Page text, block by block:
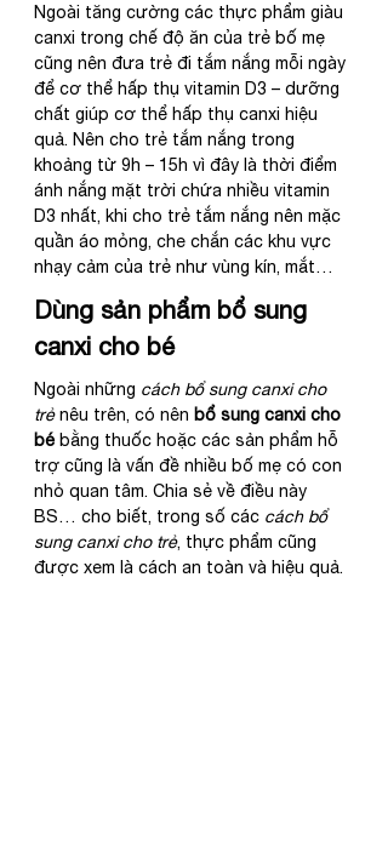
Ngoài tăng cường các thực phẩm giàu
canxi trong chế độ ăn của trẻ bố mẹ
cũng nên đưa trẻ đi tắm nắng mỗi ngày
để cơ thể hấp thụ vitamin D3 – dưỡng
chất giúp cơ thể hấp thụ canxi hiệu
quả. Nên cho trẻ tắm nắng trong
khoảng từ 9h – 15h vì đây là thời điểm
ánh nắng mặt trời chứa nhiều vitamin
D3 nhất, khi cho trẻ tắm nắng nên mặc
quần áo mỏng, che chắn các khu vực
nhạy cảm của trẻ như vùng kín, mắt…
Dùng sản phẩm bổ sung
canxi cho bé
Ngoài những cách bổ sung canxi cho
trẻ nêu trên, có nên bổ sung canxi cho
bé bằng thuốc hoặc các sản phẩm hỗ
trợ cũng là vấn đề nhiều bố mẹ có con
nhỏ quan tâm. Chia sẻ về điều này
BS… cho biết, trong số các cách bổ
sung canxi cho trẻ, thực phẩm cũng
được xem là cách an toàn và hiệu quả.